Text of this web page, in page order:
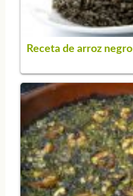
Receta de arroz